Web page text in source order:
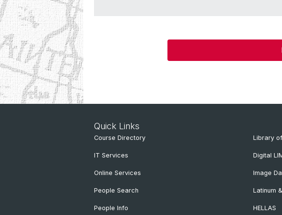
Quick Links
Course Directory
IT Services
Online Services
People Search
People Info
Library
Digital
Image
Latinum
HELLAS